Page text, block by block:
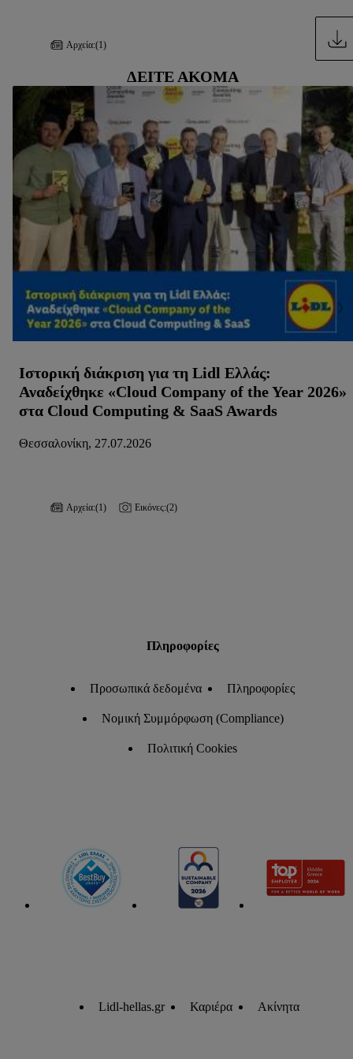
Αρχεία:(1)
ΔΕΊΤΕ ΑΚΌΜΑ
Ιστορική διάκριση για τη Lidl Ελλάς:
Αναδείχθηκε «Cloud Company of the Year 2026»
στα Cloud Computing & SaaS Awards
Θεσσαλονίκη, 27.07.2026
Αρχεία:(1) Εικόνες:(2)
Πληροφορίες
Προσωπικά δεδομένα Πληροφορίες
Νομική Συμμόρφωση (Compliance)
Πολιτική Cookies
Lidl-hellas.gr Καριέρα Ακίνητα